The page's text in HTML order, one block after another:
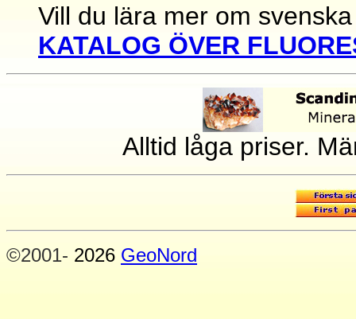
Vill du lära mer om
KATALOG ÖVER
Alltid låga priser.
©2001- 2026 GeoNord